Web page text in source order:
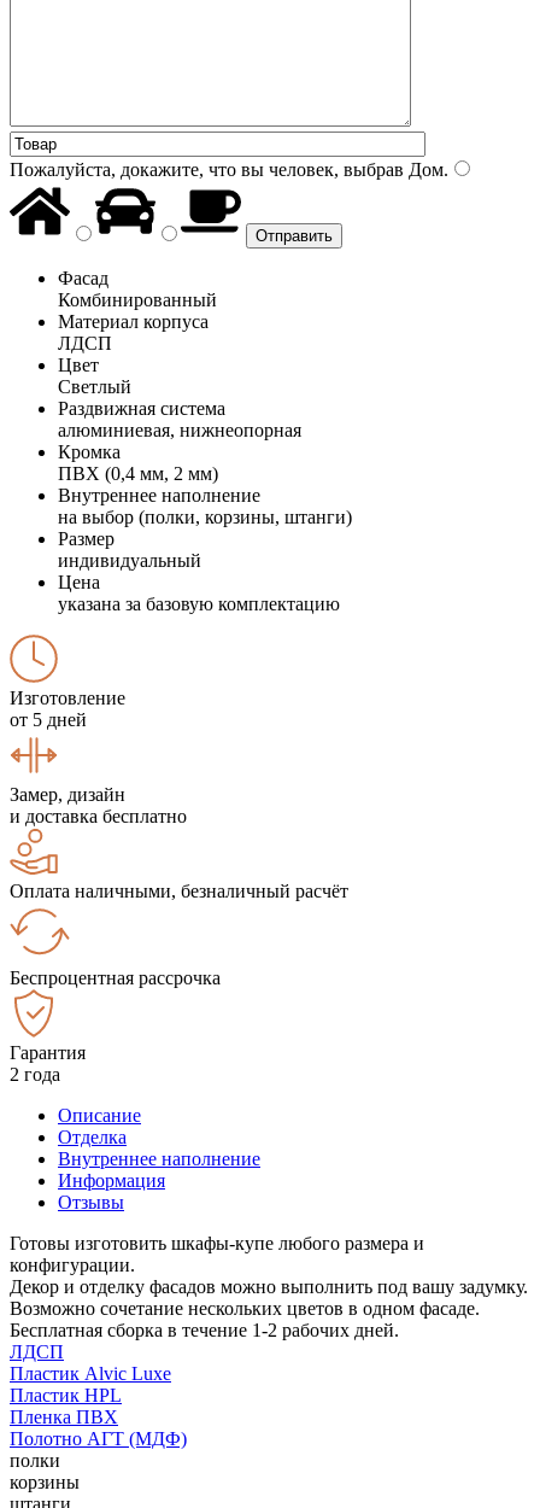
Пожалуйста, докажите, что вы человек, выбрав Дом.
Фасад
Комбинированный
Материал корпуса
ЛДСП
Цвет
Светлый
Раздвижная система
алюминиевая, нижнеопорная
Кромка
ПВХ (0,4 мм, 2 мм)
Внутреннее наполнение
на выбор (полки, корзины, штанги)
Размер
индивидуальный
Цена
указана за базовую комплектацию
Изготовление
от 5 дней
Замер, дизайн
и доставка бесплатно
Оплата наличными, безналичный расчёт
Беспроцентная рассрочка
Гарантия
2 года
Описание
Отделка
Внутреннее наполнение
Информация
Отзывы
Готовы изготовить шкафы-купе любого размера и
конфигурации.
Декор и отделку фасадов можно выполнить под вашу задумку.
Возможно сочетание нескольких цветов в одном фасаде.
Бесплатная сборка в течение 1-2 рабочих дней.
ЛДСП
Пластик Alvic Luxe
Пластик HPL
Пленка ПВХ
Полотно АГТ (МДФ)
полки
корзины
штанги